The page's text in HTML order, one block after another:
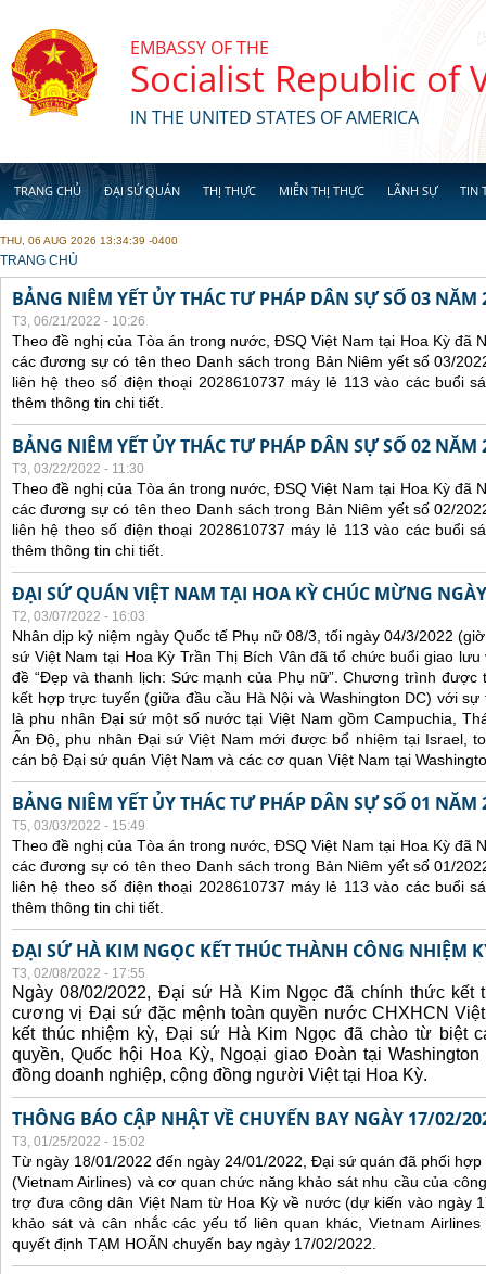
EMBASSY OF THE
Socialist Republic of
IN THE UNITED STATES OF AMERICA
TRANG CHỦ ĐẠI SỨ QUÁN THỊ THỰC MIỄN THỊ THỰC LÃNH SỰ TIN
THU, 06 AUG 2026 13:34:39 -0400
YOU ARE HERE
TRANG CHỦ
BẢNG NIÊM YẾT ỦY THÁC TƯ PHÁP DÂN SỰ SỐ 03 NĂM
T3, 06/21/2022 - 10:26
Theo đề nghị của Tòa án trong nước, ĐSQ Việt Nam tại Hoa Kỳ đã
các đương sự có tên theo Danh sách trong Bản Niêm yết số 03/
liên hệ theo số điện thoại 2028610737 máy lẻ 113 vào các buổi
thêm thông tin chi tiết.
BẢNG NIÊM YẾT ỦY THÁC TƯ PHÁP DÂN SỰ SỐ 02 NĂM
T3, 03/22/2022 - 11:30
Theo đề nghị của Tòa án trong nước, ĐSQ Việt Nam tại Hoa Kỳ đã
các đương sự có tên theo Danh sách trong Bản Niêm yết số 02/
liên hệ theo số điện thoại 2028610737 máy lẻ 113 vào các buổi
thêm thông tin chi tiết.
ĐẠI SỨ QUÁN VIỆT NAM TẠI HOA KỲ CHÚC MỪNG
T2, 03/07/2022 - 16:03
Nhân dịp kỷ niệm ngày Quốc tế Phụ nữ 08/3, tối ngày 04/3/2022
sứ Việt Nam tại Hoa Kỳ Trần Thị Bích Vân đã tổ chức buổi giao
đề “Đẹp và thanh lịch: Sức mạnh của Phụ nữ”. Chương trình
kết hợp trực tuyến (giữa đầu cầu Hà Nội và Washington DC) với
là phu nhân Đại sứ một số nước tại Việt Nam gồm Campuchia,
Ấn Độ, phu nhân Đại sứ Việt Nam mới được bổ nhiệm tại Israel,
cán bộ Đại sứ quán Việt Nam và các cơ quan Việt Nam tại
BẢNG NIÊM YẾT ỦY THÁC TƯ PHÁP DÂN SỰ SỐ 01 NĂM
T5, 03/03/2022 - 15:49
Theo đề nghị của Tòa án trong nước, ĐSQ Việt Nam tại Hoa Kỳ đã
các đương sự có tên theo Danh sách trong Bản Niêm yết số 01/
liên hệ theo số điện thoại 2028610737 máy lẻ 113 vào các buổi
thêm thông tin chi tiết.
ĐẠI SỨ HÀ KIM NGỌC KẾT THÚC THÀNH CÔNG NHIỆM
T3, 02/08/2022 - 17:55
Ngày 08/02/2022, Đại sứ Hà Kim Ngọc đã chính thức kết
cương vị Đại sứ đặc mệnh toàn quyền nước CHXHCN
kết thúc nhiệm kỳ, Đại sứ Hà Kim Ngọc đã chào từ biệt
quyền, Quốc hội Hoa Kỳ, Ngoại giao Đoàn tại
đồng doanh nghiệp, cộng đồng người Việt tại Hoa Kỳ.
THÔNG BÁO CẬP NHẬT VỀ CHUYẾN BAY NGÀY 17/02/
T3, 01/25/2022 - 15:02
Từ ngày 18/01/2022 đến ngày 24/01/2022, Đại sứ quán đã phối
(Vietnam Airlines) và cơ quan chức năng khảo sát nhu cầu của
trợ đưa công dân Việt Nam từ Hoa Kỳ về nước (dự kiến vào ngày
khảo sát và cân nhắc các yếu tố liên quan khác, Vietnam
quyết định TẠM HOÃN chuyến bay ngày 17/02/2022.